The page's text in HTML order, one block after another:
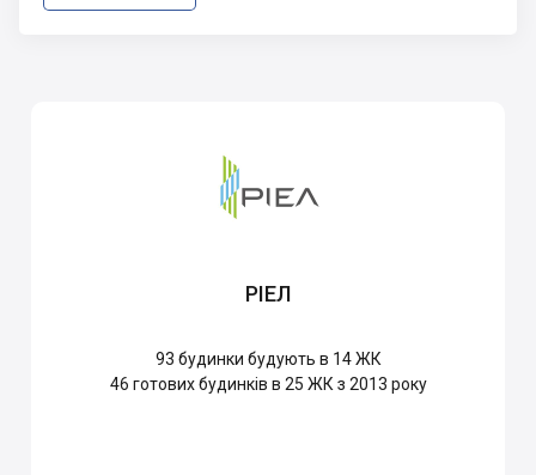
РІЕЛ
93 будинки будують в 14 ЖК
46 готових будинків в 25 ЖК з 2013 року